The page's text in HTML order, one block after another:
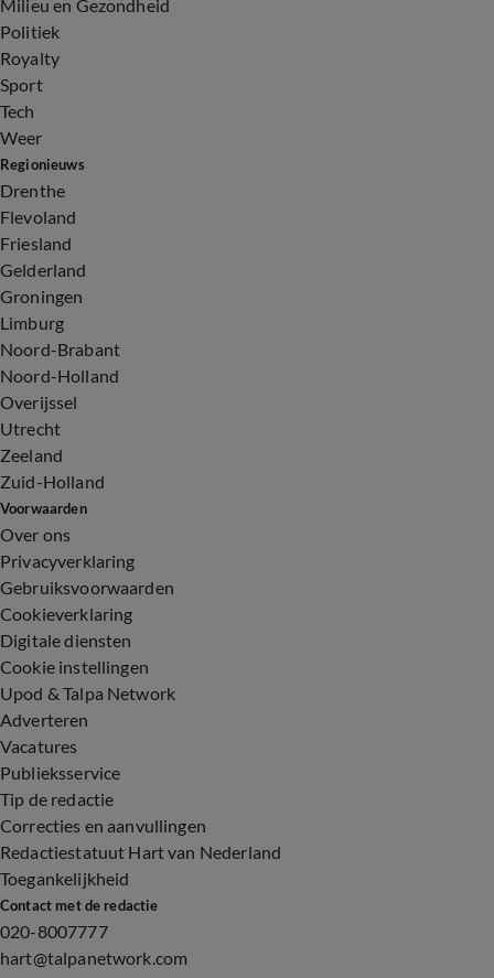
Milieu en Gezondheid
Politiek
Royalty
Sport
Tech
Weer
Regionieuws
Drenthe
Flevoland
Friesland
Gelderland
Groningen
Limburg
Noord-Brabant
Noord-Holland
Overijssel
Utrecht
Zeeland
Zuid-Holland
Voorwaarden
Over ons
Privacyverklaring
Gebruiksvoorwaarden
Cookieverklaring
Digitale diensten
Cookie instellingen
Upod & Talpa Network
Adverteren
Vacatures
Publieksservice
Tip de redactie
Correcties en aanvullingen
Redactiestatuut Hart van Nederland
Toegankelijkheid
Contact met de redactie
020-8007777
hart@talpanetwork.com